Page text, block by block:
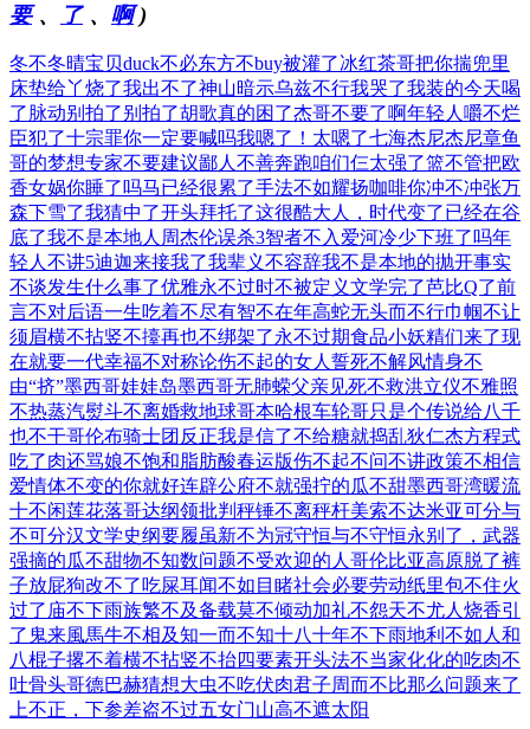
要、 了、 啊)
冬不冬晴宝贝duck不必东方不buy被灌了冰红茶哥把你揣兜里
床垫给丫烧了我出不了神山暗示乌兹不行我哭了我装的今天喝
了脉动别拍了别拍了胡歌真的困了杰哥不要了啊年轻人嚼不烂
臣犯了十宗罪你一定要喊吗我嗯了！太嗯了七海杰尼杰尼章鱼
哥的梦想专家不要建议鄙人不善奔跑咱们仨太强了篮不管把欧
香女娲你睡了吗马已经很累了手法不如耀扬咖啡你冲不冲张万
森下雪了我猜中了开头拜托了这很酷大人，时代变了已经在谷
底了我不是本地人 周杰伦误杀3智者不入爱河冷少下班了吗年
轻人不讲5迪迦来接我了我辈义不容辞我不是本地的抛开事实
不谈发生什么事了优雅永不过时不被定义文学完了芭比Q了前
言不对后语一生吃着不尽有智不在年高蛇无头而不行巾帼不让
须眉横不拈竖不擡再也不绑架了永不过期食品小妖精们来了现
在就要一代幸福不对称论伤不起的女人 誓死不解风情身不
由“挤”墨西哥娃娃岛墨西哥无肺蝾父亲见死不救洪立仪不雅照
不热蒸汽熨斗不离婚救地球哥本哈根车轮哥只是个传说给八千
也不干哥伦布骑士团 反正我是信了不给糖就捣乱狄仁杰方程式
吃了肉还骂娘不饱和脂肪酸春运版伤不起不问不讲政策不相信
爱情体不变的你就好连辟公府不就强拧的瓜不甜墨西哥湾暖流
十不闲莲花落哥达纲领批判 秤锤不离秤杆美索不达米亚可分与
不可分汉文学史纲要履虽新不为冠守恒与不守恒永别了，武器
强摘的瓜不甜物不知数问题不受欢迎的人 哥伦比亚高原脱了裤
子放屁狗改不了吃屎耳闻不如目睹社会必要劳动纸里包不住火
过了庙不下雨族繁不及备载莫不倾动加礼不怨天不尤人 烧香引
了鬼来風馬牛不相及知一而不知十八十年不下雨地利不如人和
八棍子撂不着横不拈竖不抬四要素开头法不当家化化的吃肉不
吐骨头哥德巴赫猜想大虫不吃伏肉君子周而不比那么问题来了
上不正，下参差盗不过五女门山高不遮太阳